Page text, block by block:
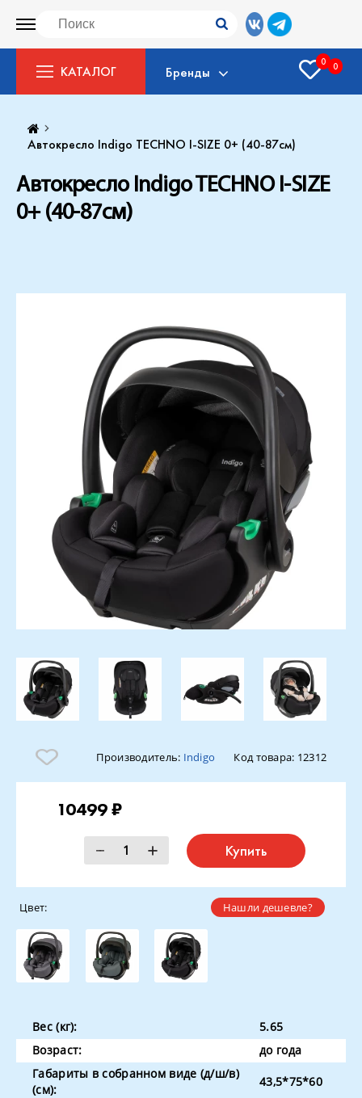
КАТАЛОГ Бренды
0 0
Автокресло Indigo TECHNO I-SIZE 0+ (40-87см)
Автокресло Indigo TECHNO I-SIZE
0+ (40-87см)
Производитель: Indigo Код товара: 12312
10499 ₽
Купить
Нашли дешевле?
Цвет:
Вес (кг):
5.65
Возраст:
до года
Габариты в собранном виде (д/ш/в)
(см):
43,5*75*60